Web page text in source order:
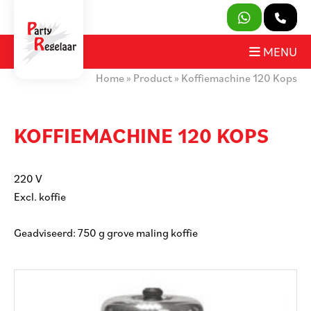
SLUITEN
OVER ONS
MIJN AANVRAAG
PARTY REGELAAR
MENU
Home » Product » Koffiemachine 120 Kops
KOFFIEMACHINE 120 KOPS
220 V
Excl. koffie
Geadviseerd: 750 g grove maling koffie